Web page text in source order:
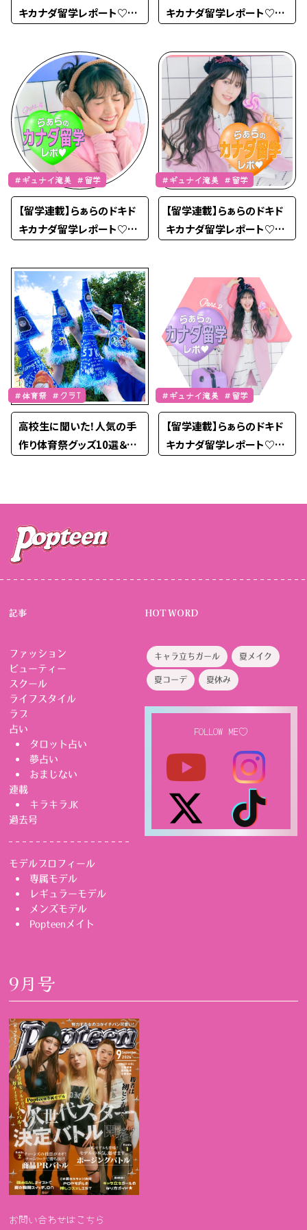
キカナダ留学レポート♡Pa
キカナダ留学レポート♡Pa
＃ギュナイ滝美 ＃留学
【留学連載】らぁらのドキド
キカナダ留学レポート♡Pa
＃ギュナイ滝美 ＃留学
【留学連載】らぁらのドキド
キカナダ留学レポート♡Pa
＃体育祭 ＃クラT
高校生に聞いた！人気の手
作り体育祭グッズ10選＆被
＃ギュナイ滝美 ＃留学
【留学連載】らぁらのドキド
キカナダ留学レポート♡Pa
記事
ファッション
ビューティー
スクール
ライフスタイル
ラブ
占い
タロット占い
夢占い
おまじない
連載
キラキラJK
過去号
モデルプロフィール
専属モデル
レギュラーモデル
メンズモデル
Popteenメイト
HOT WORD
キャラ立ちガール 夏メイク
夏コーデ 夏休み
FOLLOW ME♡
9月号
お問い合わせはこちら